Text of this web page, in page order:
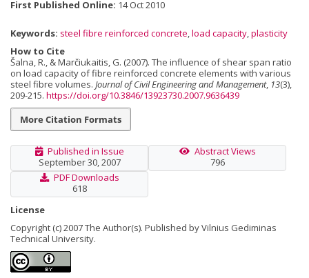
First Published Online: 14 Oct 2010
Keywords: steel fibre reinforced concrete,load capacity,plasticity
How to Cite
Šalna, R., & Marčiukaitis, G. (2007). The influence of shear span ratio
on load capacity of fibre reinforced concrete elements with various
steel fibre volumes. Journal of Civil Engineering and Management, 13(3),
209-215. https://doi.org/10.3846/13923730.2007.9636439
More Citation Formats
Published in Issue
September 30, 2007
Abstract Views
796
PDF Downloads
618
License
Copyright (c) 2007 The Author(s). Published by Vilnius Gediminas
Technical University.